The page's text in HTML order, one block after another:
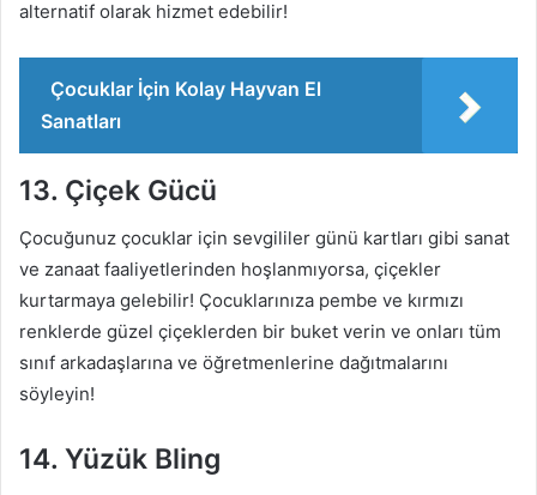
alternatif olarak hizmet edebilir!
Çocuklar İçin Kolay Hayvan El
Sanatları
13. Çiçek Gücü
Çocuğunuz çocuklar için sevgililer günü kartları gibi sanat
ve zanaat faaliyetlerinden hoşlanmıyorsa, çiçekler
kurtarmaya gelebilir! Çocuklarınıza pembe ve kırmızı
renklerde güzel çiçeklerden bir buket verin ve onları tüm
sınıf arkadaşlarına ve öğretmenlerine dağıtmalarını
söyleyin!
14. Yüzük Bling